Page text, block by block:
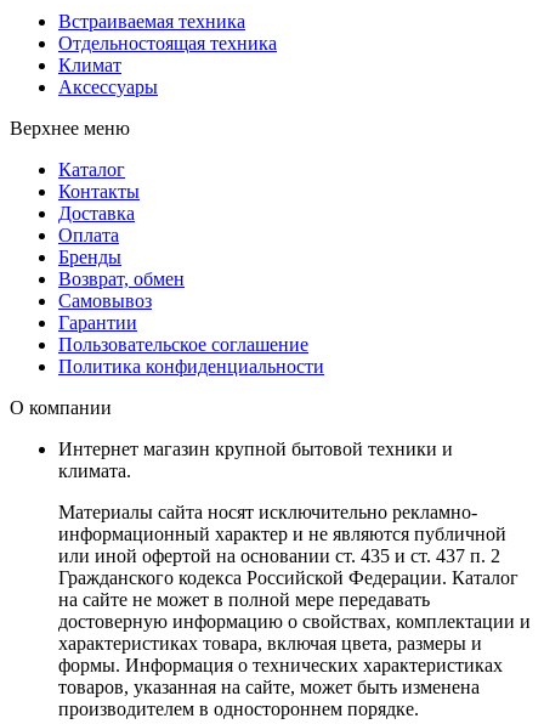
Встраиваемая техника
Отдельностоящая техника
Климат
Аксессуары
Верхнее меню
Каталог
Контакты
Доставка
Оплата
Бренды
Возврат, обмен
Самовывоз
Гарантии
Пользовательское соглашение
Политика конфиденциальности
О компании
Интернет магазин крупной бытовой техники и
климата.
Материалы сайта носят исключительно рекламно-
информационный характер и не являются публичной
или иной офертой на основании ст. 435 и ст. 437 п. 2
Гражданского кодекса Российской Федерации. Каталог
на сайте не может в полной мере передавать
достоверную информацию о свойствах, комплектации и
характеристиках товара, включая цвета, размеры и
формы. Информация о технических характеристиках
товаров, указанная на сайте, может быть изменена
производителем в одностороннем порядке.